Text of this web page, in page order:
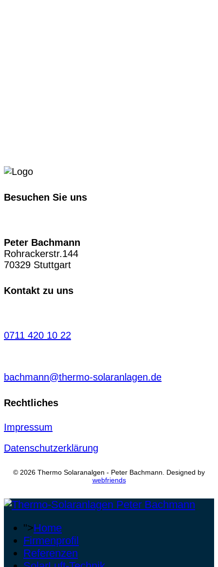
Besuchen Sie uns
Peter Bachmann
Rohrackerstr.144
70329 Stuttgart
Kontakt zu uns
0711 420 10 22
bachmann@thermo-solaranlagen.de
Rechtliches
Impressum
Datenschutzerklärung
© 2026 Thermo Solaranalgen - Peter Bachmann. Designed by
webfriends
">Home
Firmenprofil
Referenzen